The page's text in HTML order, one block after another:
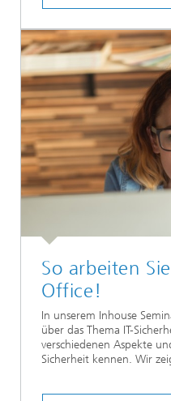
So arbeiten
Office!
In unserem Inhouse
über das Thema IT-
verschiedenen Aspekte
Sicherheit kennen. Wir